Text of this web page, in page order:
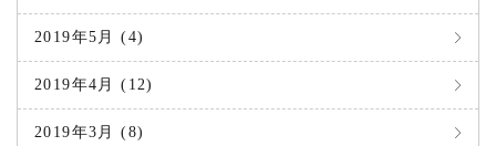
2019年5月 (4)
2019年4月 (12)
2019年3月 (8)